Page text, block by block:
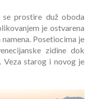
prostire duž oboda
je ostvarena
Posetiocima je
zidine dok
starog i novog je